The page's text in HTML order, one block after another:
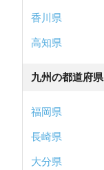
香川県
高知県
九州の都道府県
福岡県
長崎県
大分県